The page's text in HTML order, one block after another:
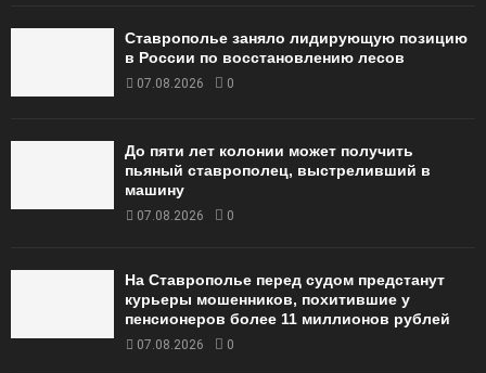
Ставрополье заняло лидирующую позицию
в России по восстановлению лесов
07.08.2026 0
До пяти лет колонии может получить
пьяный ставрополец, выстреливший в
машину
07.08.2026 0
На Ставрополье перед судом предстанут
курьеры мошенников, похитившие у
пенсионеров более 11 миллионов рублей
07.08.2026 0